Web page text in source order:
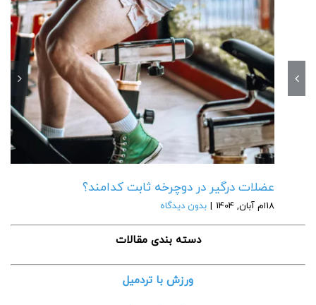
عضلات درگیر در دوچرخه ثابت کدامند؟
18ام آبان, 1404 | بدون دیدگاه
دسته بندی مقالات
ورزش با تردمیل